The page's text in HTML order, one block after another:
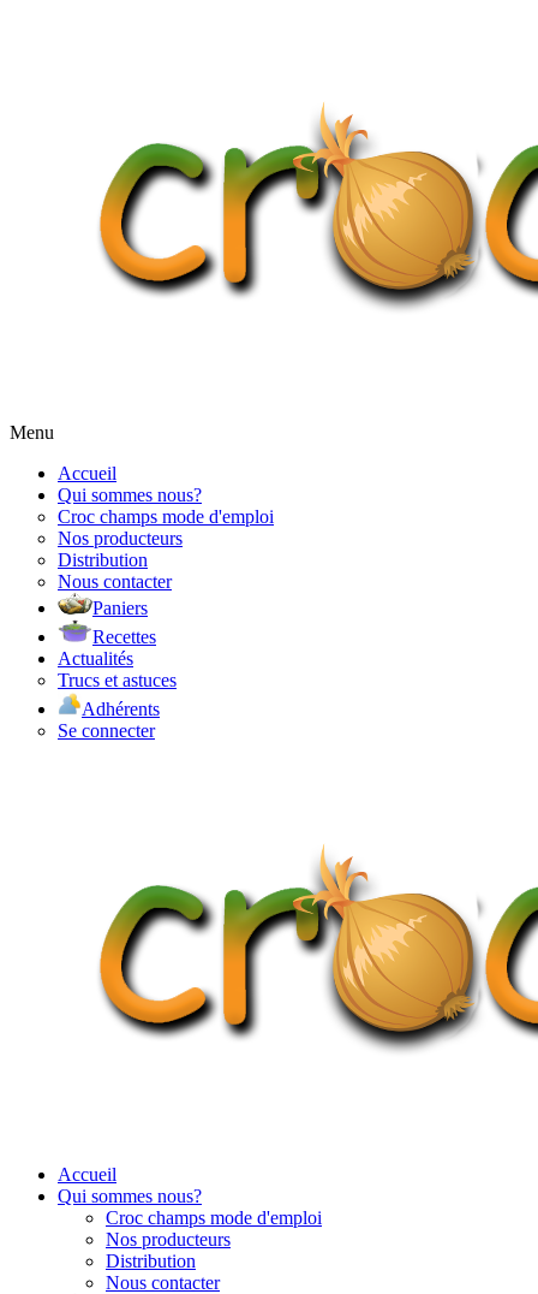
Menu
Accueil
Qui sommes nous?
Croc champs mode d'emploi
Nos producteurs
Distribution
Nous contacter
Paniers
Recettes
Actualités
Trucs et astuces
Adhérents
Se connecter
Accueil
Qui sommes nous?
Croc champs mode d'emploi
Nos producteurs
Distribution
Nous contacter